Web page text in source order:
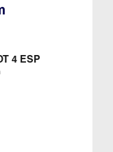
4 ESP